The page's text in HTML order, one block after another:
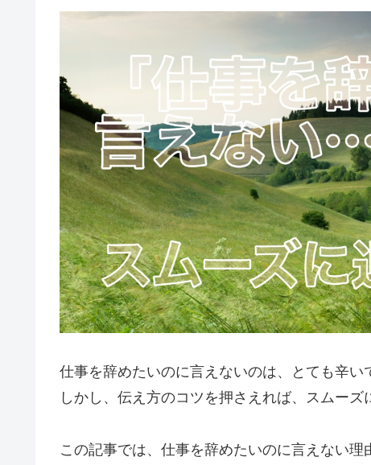
仕事を辞めたいのに言えないのは、とても辛い
しかし、伝え方のコツを押さえれば、スムーズ
この記事では、仕事を辞めたいのに言えない理